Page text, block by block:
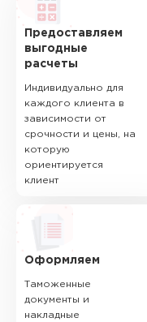
Предоставляем
выгодные
расчеты
Индивидуально для
каждого клиента в
зависимости от
срочности и цены, на
которую
ориентируется
клиент
Оформляем
Таможенные
документы и
накладные